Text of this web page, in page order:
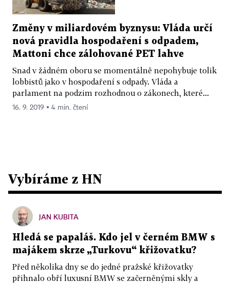
Změny v miliardovém byznysu: Vláda určí
nová pravidla hospodaření s odpadem,
Mattoni chce zálohované PET lahve
Snad v žádném oboru se momentálně nepohybuje tolik
lobbistů jako v hospodaření s odpady. Vláda a
parlament na podzim rozhodnou o zákonech, které...
16. 9. 2019 ▪ 4 min. čtení
Vybíráme z HN
JAN KUBITA
Hledá se papaláš. Kdo jel v černém BMW s
majákem skrze „Turkovu“ křižovatku?
Před několika dny se do jedné pražské křižovatky
přihnalo obří luxusní BMW se začerněnými skly a